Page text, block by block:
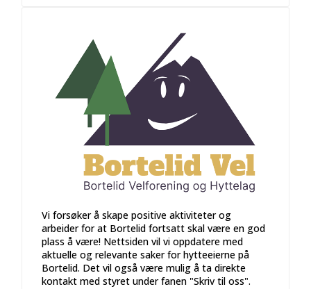
Vi forsøker å skape positive aktiviteter og
arbeider for at Bortelid fortsatt skal være en god
plass å være! Nettsiden vil vi oppdatere med
aktuelle og relevante saker for hytteeierne på
Bortelid. Det vil også være mulig å ta direkte
kontakt med styret under fanen "Skriv til oss".